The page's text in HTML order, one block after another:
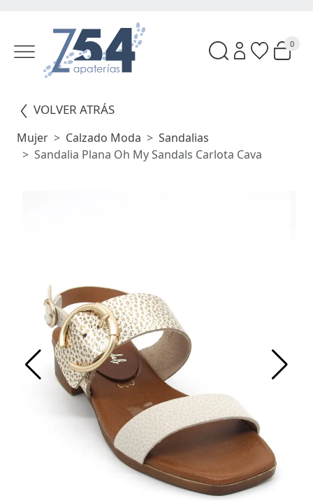
0
VOLVER ATRÁS
Mujer Calzado Moda
Sandalias
Sandalia Plana Oh My Sandals Carlota Cava